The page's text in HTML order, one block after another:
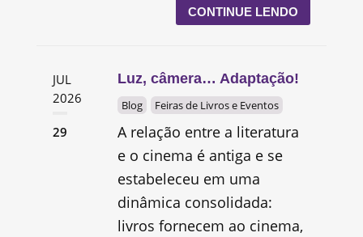
CONTINUE LENDO
JUL
2026
29
Luz, câmera… Adaptação!
Blog Feiras de Livros e Eventos
A relação entre a literatura
e o cinema é antiga e se
estabeleceu em uma
dinâmica consolidada:
livros fornecem ao cinema,